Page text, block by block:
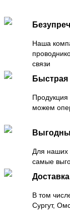
Наша
связи
Быстрая
Продукция
можем
Для наших
самые
В том
Сургут,